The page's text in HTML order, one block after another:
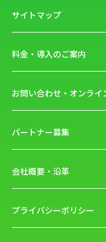
サイトマップ
料金・導入のご案内
お問い合わせ・オンライ
パートナー募集
会社概要・沿革
プライバシーポリシー